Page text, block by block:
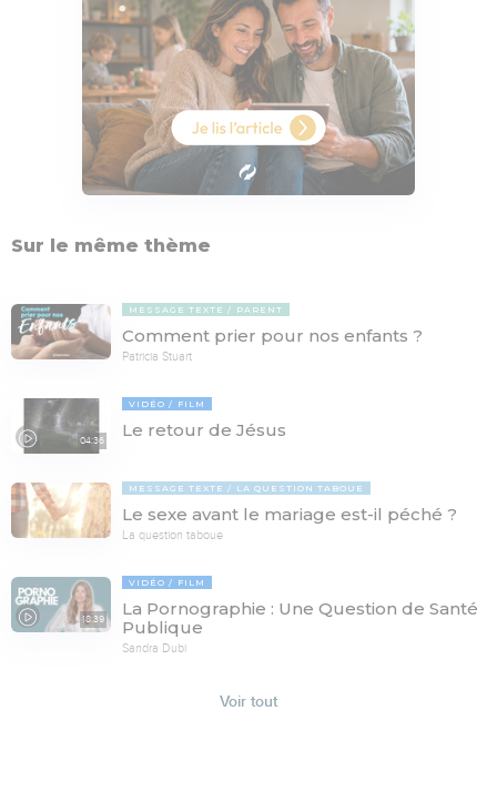
Sur le même thème
MESSAGE TEXTE PARENT
Comment prier pour nos enfants ?
Patricia Stuart
04:36
VIDÉO FILM
Le retour de Jésus
MESSAGE TEXTE LA QUESTION TABOUE
Le sexe avant le mariage est-il péché ?
La question taboue
18:39
VIDÉO FILM
La Pornographie : Une Question de Santé
Publique
Sandra Dubi
Voir tout